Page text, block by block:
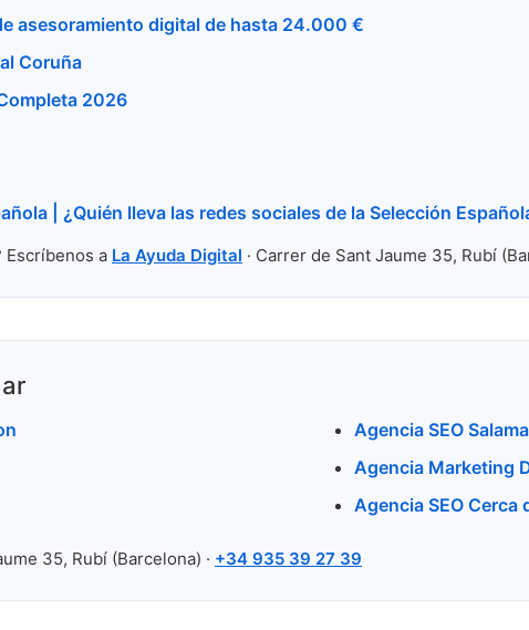
asesoramiento digital de hasta 24.000 €
Coruña
2026
| ¿Quién lleva las redes sociales de la Selección
Escríbenos a La Ayuda Digital · Carrer de Sant Jaume 35, Rubí
Agencia SEO
Agencia Marketing
Agencia SEO Cerca
35, Rubí (Barcelona) · +34 935 39 27 39